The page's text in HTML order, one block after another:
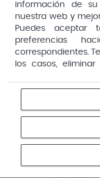
Beauty of Joseon
Sitck Solar Mate
Mugwort Camelia
SPF50+ PA++++
14,95 €
información de
nuestra web y
Puedes aceptar
preferencias
correspondientes.
los casos,
el acceso a ciertas
del mismo. Para
opción
página. Puedes
política de cookies